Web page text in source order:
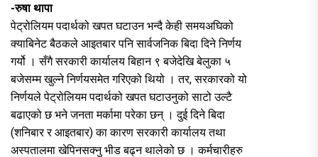
-रुषा थापा
पेट्रोलियम पदार्थको खपत घटाउन भन्दै केही समयअघिको
क्याबिनेट बैठकले आइतबार पनि सार्वजनिक बिदा दिने निर्णय
गर्यो । सँगै सरकारी कार्यालय बिहान ९ बजेदेखि बेलुका ५
बजेसम्म खुल्ने निर्णयसमेत गरिएको थियो । तर, सरकारको यो
निर्णयले पेट्रोलियम पदार्थको खपत घटाउनुको साटो उल्टै
बढाएको छ भने जनता मर्कामा परेका छन् । दुई दिने बिदा
(शनिबार र आइतबार) का कारण सरकारी कार्यालय तथा
अस्पतालमा खेपिनसक्नु भीड बढ्न थालेको छ । कर्मचारीहरु